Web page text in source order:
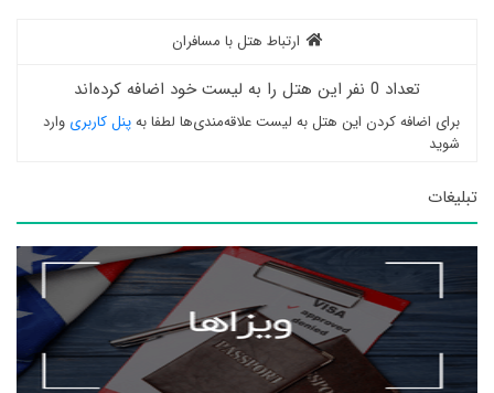
ارتباط هتل با مسافران
تعداد 0 نفر این هتل را به لیست خود اضافه کرده‌اند
برای اضافه کردن این هتل به لیست علاقه‌مندی‌ها لطفا بهپنل کاربری وارد
شوید
تبلیغات